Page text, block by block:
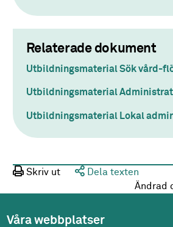
Relaterade dokument
Utbildningsmaterial Sök vård-
Utbildningsmaterial
Utbildningsmaterial Lokal
Skriv ut
Dela texten
Ändrad
Våra webbplatser